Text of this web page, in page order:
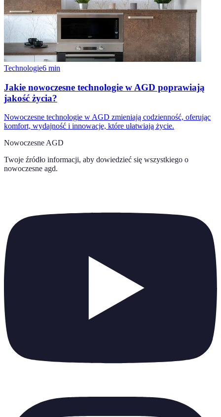
Technologie6 min
Jakie nowoczesne technologie w AGD poprawiają
jakość życia?
Nowoczesne technologie w AGD zmieniają codzienność, oferując
komfort, wydajność i innowacje, które ułatwiają życie.
Nowoczesne AGD
Twoje źródło informacji, aby dowiedzieć się wszystkiego o
nowoczesne agd.